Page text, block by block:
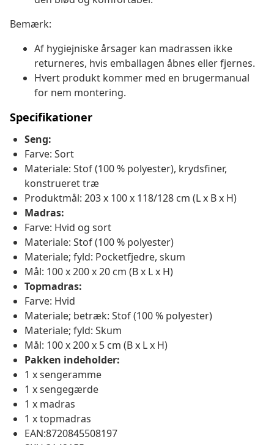
Bemærk:
Af hygiejniske årsager kan madrassen ikke
returneres, hvis emballagen åbnes eller fjernes.
Hvert produkt kommer med en brugermanual
for nem montering.
Specifikationer
Seng:
Farve: Sort
Materiale: Stof (100 % polyester), krydsfiner,
konstrueret træ
Produktmål: 203 x 100 x 118/128 cm (L x B x H)
Madras:
Farve: Hvid og sort
Materiale: Stof (100 % polyester)
Materiale; fyld: Pocketfjedre, skum
Mål: 100 x 200 x 20 cm (B x L x H)
Topmadras:
Farve: Hvid
Materiale; betræk: Stof (100 % polyester)
Materiale; fyld: Skum
Mål: 100 x 200 x 5 cm (B x L x H)
Pakken indeholder:
1 x sengeramme
1 x sengegærde
1 x madras
1 x topmadras
EAN:8720845508197